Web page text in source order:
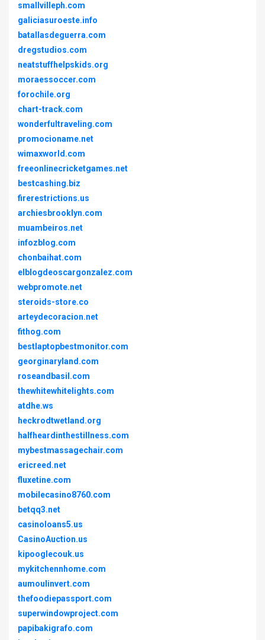
smallvilleph.com
galiciasuroeste.info
batallasdeguerra.com
dregstudios.com
neatstuffhelpskids.org
moraessoccer.com
forochile.org
chart-track.com
wonderfultraveling.com
promocioname.net
wimaxworld.com
freeonlinecricketgames.net
bestcashing.biz
firerestrictions.us
archiesbrooklyn.com
muambeiros.net
infozblog.com
chonbaihat.com
elblogdeoscargonzalez.com
webpromote.net
steroids-store.co
arteydecoracion.net
fithog.com
bestlaptopbestmonitor.com
georginaryland.com
roseandbasil.com
thewhitewhitelights.com
atdhe.ws
heckrodtwetland.org
halfheardinthestillness.com
mybestmassagechair.com
ericreed.net
fluxetine.com
mobilecasino8760.com
betqq3.net
casinoloans5.us
CasinoAuction.us
kipooglecouk.us
mykitchennhome.com
aumoulinvert.com
thefoodiepassport.com
superwindowproject.com
papibakigrafo.com